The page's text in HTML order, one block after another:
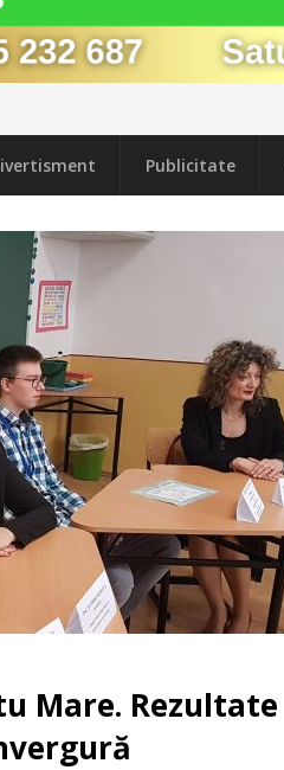
Publicitate
Mare. Rezultate